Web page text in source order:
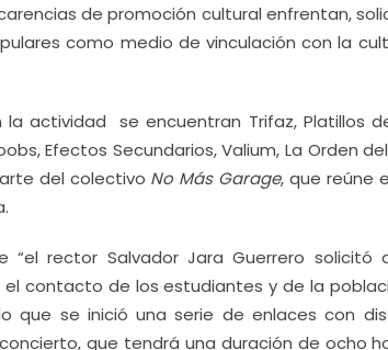
de promoción cultural enfrentan,
como medio de vinculación con la
la actividad
se encuentran Trifaz, Platillos
Efectos Secundarios, Valium, La Orden
del colectivo No Más Garage, que reúne
“el rector Salvador Jara Guerrero solicitó
contacto de los estudiantes y de la
que se inició una serie de enlaces con
que tendrá una duración de ocho